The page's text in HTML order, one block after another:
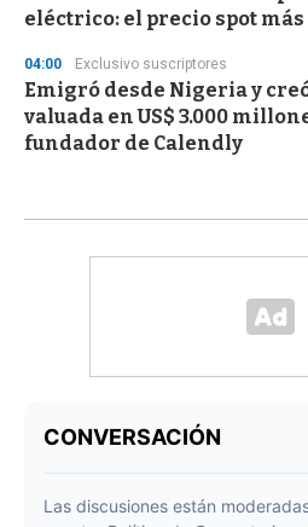
eléctrico: el precio spot más
04:00 Exclusivo suscriptores
Emigró desde Nigeria y
valuada en US$ 3.000
fundador de Calendly